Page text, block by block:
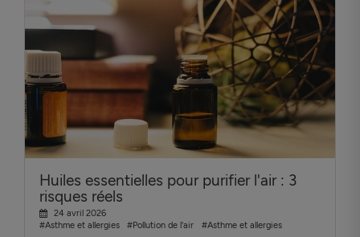
Huiles essentielles pour purifier l'air : 3
risques réels
24 avril 2026
#Asthme et allergies
#Pollution de l'air #Asthme et allergies